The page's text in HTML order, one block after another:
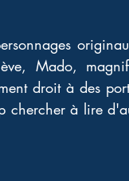
Mado,
droit à des
chercher à lire